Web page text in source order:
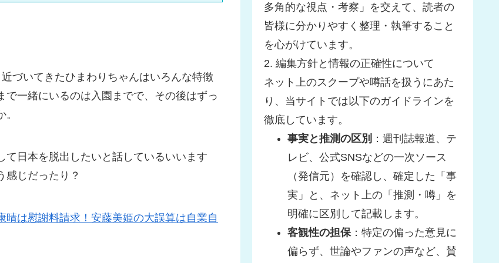
づいてきたひまわりちゃんはいろんな特徴
一緒にいるのは入園までで、その後はずっ
日本を脱出したいと話しているいいます
感じだったり？
は慰謝料請求！安藤美姫の大誤算は自業自
多角的な視点・考察」を交えて、読者の
皆様に分かりやすく整理・執筆すること
を心がけています。
2. 編集方針と情報の正確性について
ネット上のスクープや噂話を扱うにあた
り、当サイトでは以下のガイドラインを
徹底しています。
事実と推測の区別 ：週刊誌報道、テ
レビ、公式SNSなどの一次ソース
（発信元）を確認し、確定した「事
実」と、ネット上の「推測・噂」を
明確に区別して記載します。
客観性の担保 ：特定の偏った意見に
偏らず、世論やファンの声など、賛